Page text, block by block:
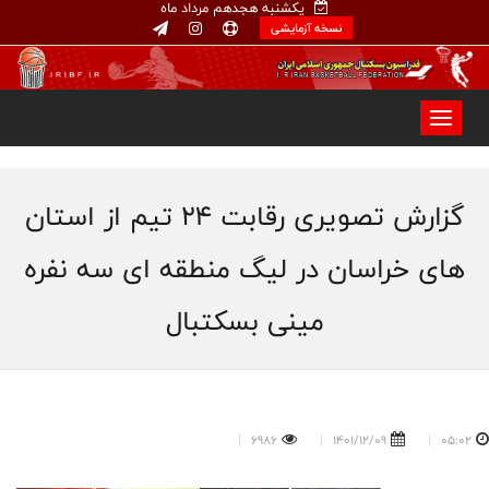
یکشنبه هجدهم مرداد ماه
نسخه آزمایشی
گزارش تصویری رقابت ۲۴ تیم از استان
های خراسان در لیگ منطقه ای سه نفره
مینی بسکتبال
05:02
1401/12/09
6986